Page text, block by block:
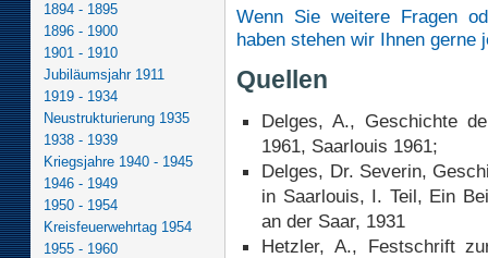
1894 - 1895
1896 - 1900
1901 - 1910
Jubiläumsjahr 1911
1919 - 1934
Neustrukturierung 1935
1938 - 1939
Kriegsjahre 1940 - 1945
1946 - 1949
1950 - 1954
Kreisfeuerwehrtag 1954
1955 - 1960
Wenn Sie weitere Fragen
haben stehen wir Ihnen gerne
Quellen
Delges, A., Geschichte
1961, Saarlouis 1961;
Delges, Dr. Severin,
in Saarlouis, I. Teil, Ein
an der Saar, 1931
Hetzler, A., Festschrift